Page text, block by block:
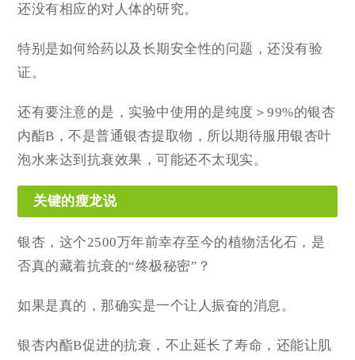
还没有相应的对人体的研究。
特别是如何给药以及长期安全性的问题，还没有验
证。
还有要注意的是，实验中使用的是纯度＞99%的银杏
内酯B，不是普通银杏提取物，所以期待服用银杏叶
泡水来达到抗衰效果，可能还不太现实。
关键的瘦龙说
银杏，这个2500万年前幸存至今的植物活化石，是
否真的藏着抗衰的“终极秘密”？
如果是真的，那确实是一个让人振奋的消息。
银杏内酯B促进的抗衰，不止延长了寿命，还能让肌